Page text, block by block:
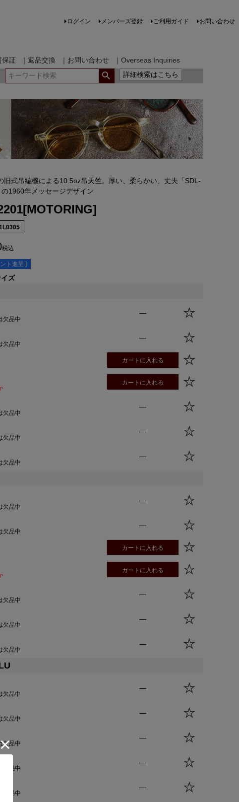
ログイン メンバーズ登録 ご利用ガイド お問い合わせ
保証 ｜返品交換 ｜お問い合わせ
｜Overseas Inquiries
詳細検索はこちら
旧式吊編機による10.5oz吊天竺。厚い、柔らかい、丈夫「SDL-
1960年メッセージデザイン
1L0305
税込
ト進呈 ]
ズ
欠品中
—
欠品中
—
カートに入れる
カートに入れる
欠品中
—
欠品中
—
欠品中
—
欠品中
—
欠品中
—
カートに入れる
カートに入れる
欠品中
—
欠品中
—
欠品中
—
欠品中
—
欠品中
—
欠品中
—
欠品中
—
欠品中
—